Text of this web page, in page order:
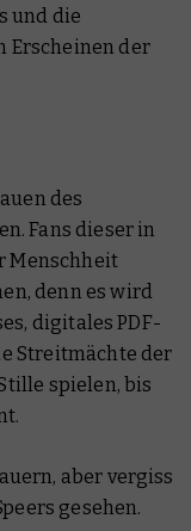
und die
Erscheinen der
des
Fans dieser in
Menschheit
denn es wird
digitales PDF-
Streitmächte der
spielen, bis
aber vergiss
gesehen.